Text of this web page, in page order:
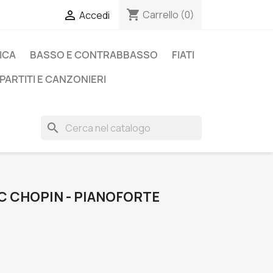
 Accedi shopping_cart Carrello (0)
BASSO E CONTRABBASSO
FIATI
E CANZONIERI
search
CHOPIN - PIANOFORTE